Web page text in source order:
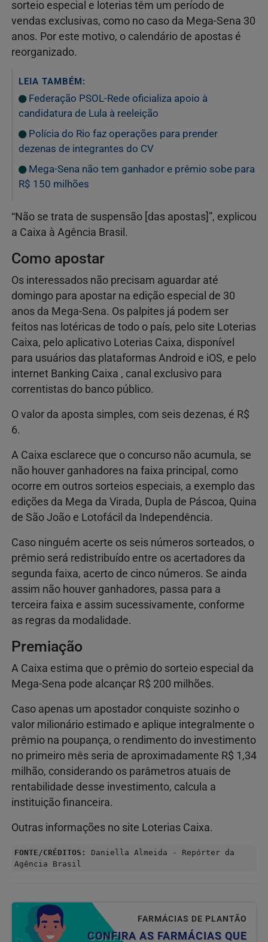
sorteio especial e loterias têm um período de
vendas exclusivas, como no caso da Mega-Sena 30
anos. Por este motivo, o calendário de apostas é
reorganizado.
LEIA TAMBÉM:
Federação PSOL-Rede oficializa apoio à
candidatura de Lula à reeleição
Polícia do Rio faz operações para prender
dezenas de integrantes do CV
Mega-Sena não tem ganhador e prêmio sobe para
R$ 150 milhões
“Não se trata de suspensão [das apostas]”, explicou
a Caixa à Agência Brasil.
Como apostar
Os interessados não precisam aguardar até
domingo para apostar na edição especial de 30
anos da Mega-Sena. Os palpites já podem ser
feitos nas lotéricas de todo o país, pelo site Loterias
Caixa, pelo aplicativo Loterias Caixa, disponível
para usuários das plataformas Android e iOS, e pelo
internet Banking Caixa , canal exclusivo para
correntistas do banco público.
O valor da aposta simples, com seis dezenas, é R$
6.
A Caixa esclarece que o concurso não acumula, se
não houver ganhadores na faixa principal, como
ocorre em outros sorteios especiais, a exemplo das
edições da Mega da Virada, Dupla de Páscoa, Quina
de São João e Lotofácil da Independência.
Caso ninguém acerte os seis números sorteados, o
prêmio será redistribuído entre os acertadores da
segunda faixa, acerto de cinco números. Se ainda
assim não houver ganhadores, passa para a
terceira faixa e assim sucessivamente, conforme
as regras da modalidade.
Premiação
A Caixa estima que o prêmio do sorteio especial da
Mega-Sena pode alcançar R$ 200 milhões.
Caso apenas um apostador conquiste sozinho o
valor milionário estimado e aplique integralmente o
prêmio na poupança, o rendimento do investimento
no primeiro mês seria de aproximadamente R$ 1,34
milhão, considerando os parâmetros atuais de
rentabilidade desse investimento, calcula a
instituição financeira.
Outras informações no site Loterias Caixa.
FONTE/CRÉDITOS:
Daniella Almeida - Repórter da
Agência Brasil
FARMÁCIAS DE PLANTÃO
CONFIRA AS FARMÁCIAS QUE